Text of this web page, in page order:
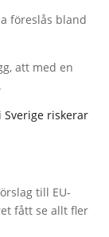
föreslås bland
att med en
riskerar
till EU-
fått se allt fler